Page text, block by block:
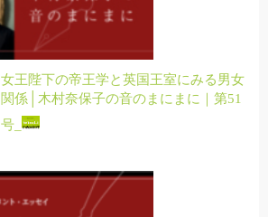
女王陛下の帝王学と英国王室にみる男女
関係│木村奈保子の音のまにまに｜第51
号_